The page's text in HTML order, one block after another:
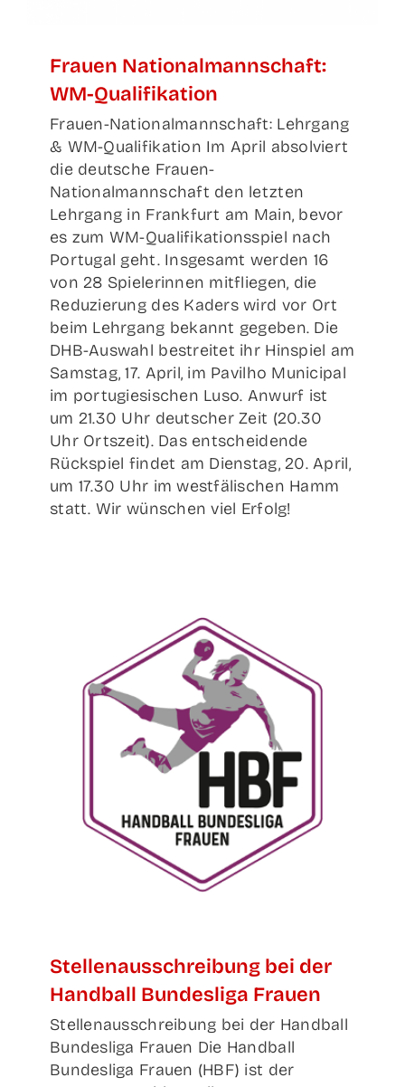
Frau­en Natio­nal­mann­schaft:
WM-Qualifikation
Frauen-Nationalmannschaft: Lehrgang
& WM-Qualifikation Im April absolviert
die deutsche Frauen-
Nationalmannschaft den letzten
Lehrgang in Frankfurt am Main, bevor
es zum WM-Qualifikationsspiel nach
Portugal geht. Insgesamt werden 16
von 28 Spielerinnen mitfliegen, die
Reduzierung des Kaders wird vor Ort
beim Lehrgang bekannt gegeben. Die
DHB-Auswahl bestreitet ihr Hinspiel am
Samstag, 17. April, im Pavilho Municipal
im portugiesischen Luso. Anwurf ist
um 21.30 Uhr deutscher Zeit (20.30
Uhr Ortszeit). Das entscheidende
Rückspiel findet am Dienstag, 20. April,
um 17.30 Uhr im westfälischen Hamm
statt. Wir wünschen viel Erfolg!
Stel­len­aus­schrei­bung bei der
Hand­ball Bun­des­li­ga Frauen
Stellenausschreibung bei der Handball
Bundesliga Frauen Die Handball
Bundesliga Frauen (HBF) ist der